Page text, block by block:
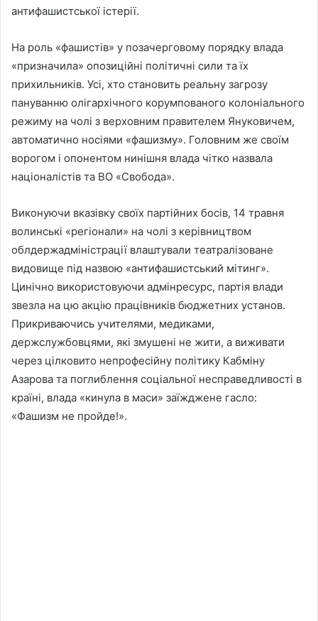
антифашистської істерії.
На роль «фашистів» у позачерговому порядку влада
«призначила» опозиційні політичні сили та їх
прихильників. Усі, хто становить реальну загрозу
пануванню олігархічного корумпованого колоніального
режиму на чолі з верховним правителем Януковичем,
автоматично носіями «фашизму». Головним же своїм
ворогом і опонентом нинішня влада чітко назвала
націоналістів та ВО «Свобода».
Виконуючи вказівку своїх партійних босів, 14 травня
волинські «регіонали» на чолі з керівництвом
облдержадміністрації влаштували театралізоване
видовище під назвою «антифашистський мітинг».
Цинічно використовуючи адмінресурс, партія влади
звезла на цю акцію працівників бюджетних установ.
Прикриваючись учителями, медиками,
держслужбовцями, які змушені не жити, а виживати
через цілковито непрофесійну політику Кабміну
Азарова та поглиблення соціальної несправедливості в
країні, влада «кинула в маси» заїжджене гасло:
«Фашизм не пройде!».